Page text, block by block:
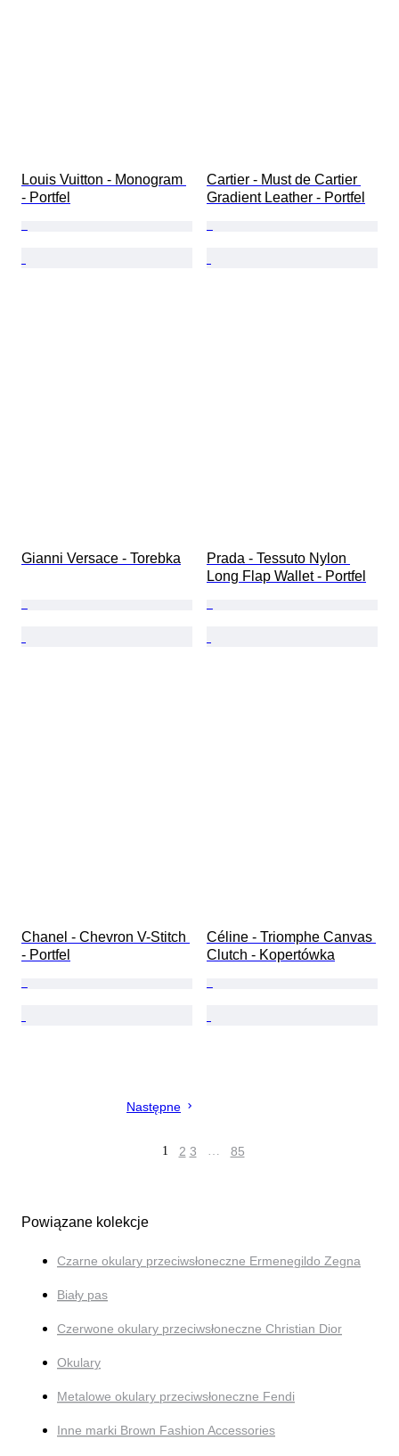
Louis Vuitton - Monogram
- Portfel
Cartier - Must de Cartier
Gradient Leather - Portfel
Gianni Versace - Torebka
Prada - Tessuto Nylon
Long Flap Wallet - Portfel
Chanel - Chevron V-Stitch
- Portfel
Céline - Triomphe Canvas
Clutch - Kopertówka
Następne
1 2 3 … 85
Powiązane kolekcje
Czarne okulary przeciwsłoneczne Ermenegildo Zegna
Biały pas
Czerwone okulary przeciwsłoneczne Christian Dior
Okulary
Metalowe okulary przeciwsłoneczne Fendi
Inne marki Brown Fashion Accessories